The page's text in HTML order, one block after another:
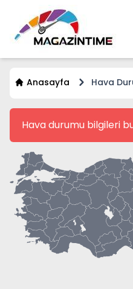
Anasayfa Hava
Hava durumu bilgileri